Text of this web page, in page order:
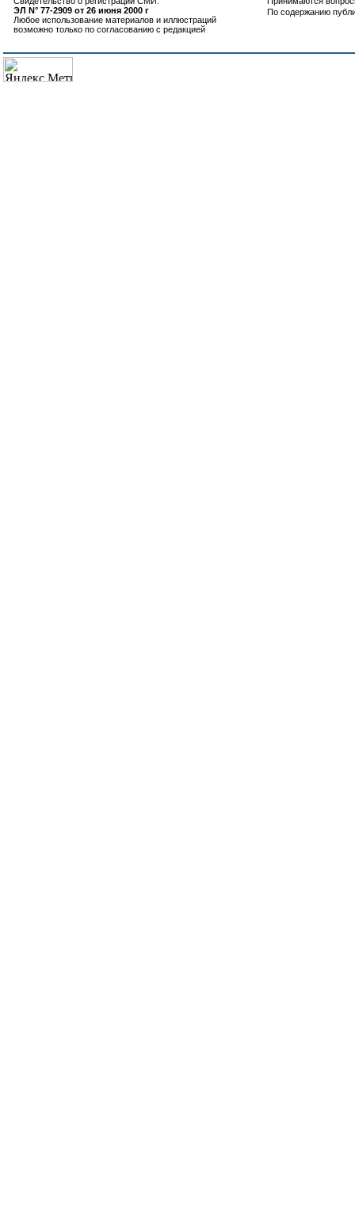
ЭЛ N° 77-2909 от 26 июня 2000 г
Любое использование материалов и иллюстраций
возможно только по согласованию с редакцией
По содержанию